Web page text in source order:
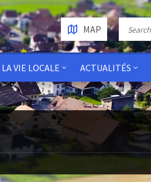
LA VIE LOCALE ACTUALITÉS
MAP